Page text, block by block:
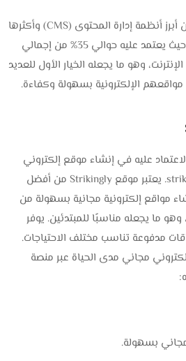
: يعتبر ووردبريس من أبرز أنظمة إدارة المحتوى (CMS) وأكثرها
شيوعًا على مستوى العالم، حيث يعتمد عليه حوالي 35% من إجمالي
وهو ما يجعله الخيار الأول للعديد
مواقعهم الإلكترونية بسهولة وكفاءة.
عليه في إنشاء موقع إلكتروني
مجاني مدى الحياة هو strikingly. يعتبر موقع Strikingly من أفضل
مواقع إلكترونية مجانية بسهولة من
ما يجعله مناسبًا للمبتدئين. يوفر
مدفوعة تناسب مختلف الاحتياجات.
مجاني مدى الحياة عبر منصة
بسهولة.